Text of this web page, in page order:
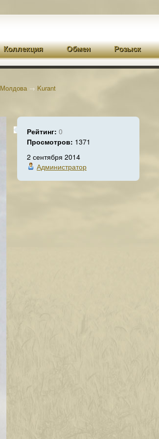
Коллекция Обмен Розыск
Молдова→ Kurant
Рейтинг: 0
Просмотров: 1371
2 сентября 2014
Администратор